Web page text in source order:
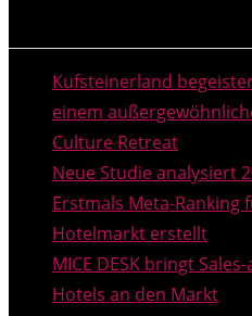
Kufsteinerland
einem
Culture Retreat
Neue Studie analysiert
Erstmals Meta-Ranking
Hotelmarkt erstellt
MICE DESK bringt
Hotels an den Markt